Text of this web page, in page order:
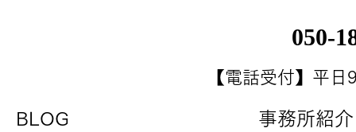
050-
【電話受付】平
BLOG 事務所紹介